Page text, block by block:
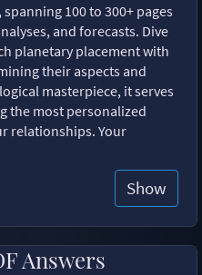
100 to 300+ pages
and forecasts. Dive
planetary placement with
their aspects and
masterpiece, it serves
the most personalized
relationships. Your
Show
Answers